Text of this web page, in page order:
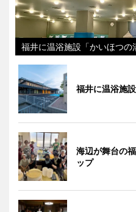
福井に温浴施設「かいほつの
福井に温浴施
海辺が舞台の
ップ